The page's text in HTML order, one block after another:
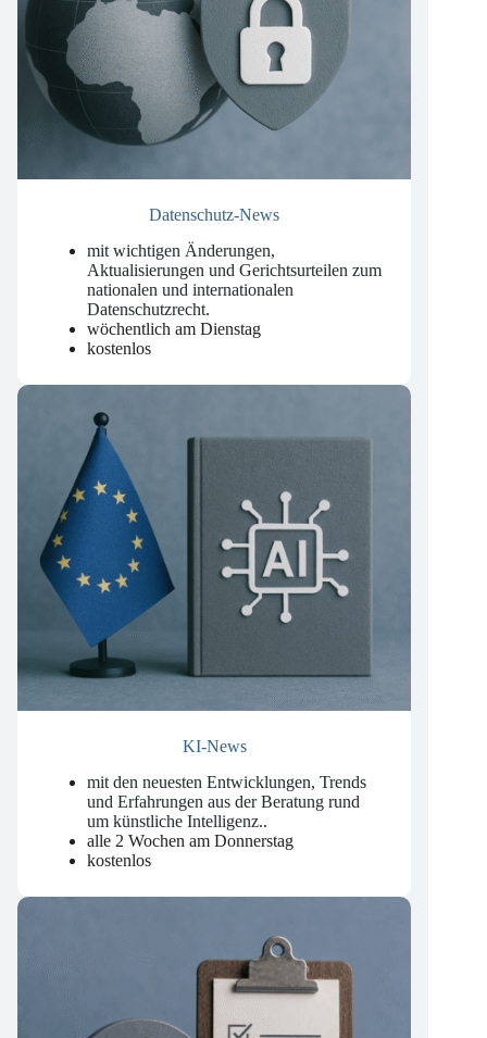
Datenschutz-News
mit wichtigen Änderungen,
Aktualisierungen und Gerichtsurteilen zum
nationalen und internationalen
Datenschutzrecht.
wöchentlich am Dienstag
kostenlos
KI-News
mit den neuesten Entwicklungen, Trends
und Erfahrungen aus der Beratung rund
um künstliche Intelligenz..
alle 2 Wochen am Donnerstag
kostenlos